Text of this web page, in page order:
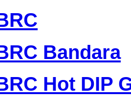
Bandara
Hot DIP